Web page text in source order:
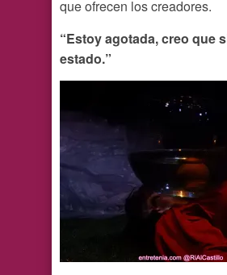
que ofrecen los creadores.
“Estoy agotada, creo que
estado.”